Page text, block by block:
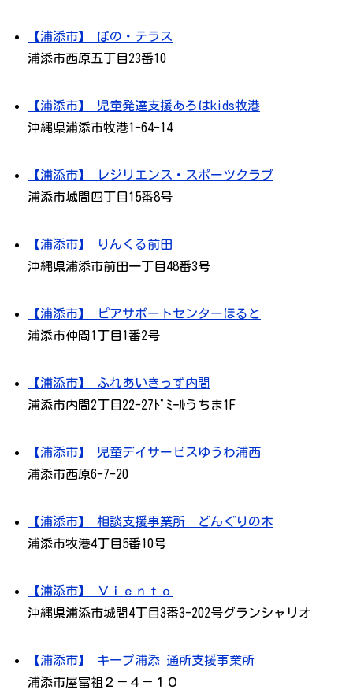
【浦添市】 ぽの・テラス
浦添市西原五丁目23番10
【浦添市】 児童発達支援あろはkids牧港
沖縄県浦添市牧港1-64-14
【浦添市】 レジリエンス・スポーツクラブ
浦添市城間四丁目15番8号
【浦添市】 りんくる前田
沖縄県浦添市前田一丁目48番3号
【浦添市】 ピアサポートセンターほると
浦添市仲間1丁目1番2号
【浦添市】 ふれあいきっず内間
浦添市内間2丁目22-27ﾄﾞﾐｰﾙうちま1F
【浦添市】 児童デイサービスゆうわ浦西
浦添市西原6-7-20
【浦添市】 相談支援事業所 どんぐりの木
浦添市牧港4丁目5番10号
【浦添市】 Ｖｉｅｎｔｏ
沖縄県浦添市城間4丁目3番3-202号グランシャリオ
【浦添市】 キープ浦添 通所支援事業所
浦添市屋富祖２－４－１０